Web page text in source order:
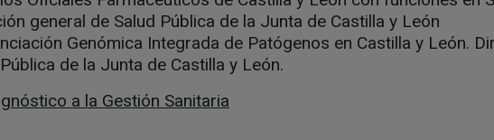
general de Salud Pública de la Junta de Castilla y León
Genómica Integrada de Patógenos en Castilla y León.
de la Junta de Castilla y León.
a la Gestión Sanitaria